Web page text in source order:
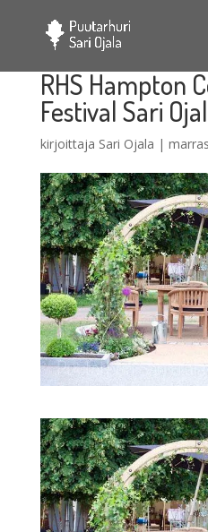
RHS Hampton
Festival Sari
kirjoittaja Sari Ojala |